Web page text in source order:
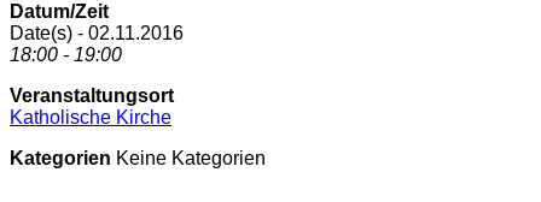
Datum/Zeit
Date(s) - 02.11.2016
18:00 - 19:00
Veranstaltungsort
Katholische Kirche
Kategorien Keine Kategorien